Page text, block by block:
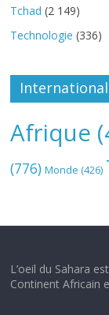
Tchad (2 149)
Technologie (336)
International
Afrique
(776) Monde (426)
L’oeil du Sahara
Continent Africain